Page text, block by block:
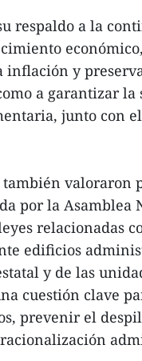
respaldo a la
inflación y
a garantizar la
junto con
valoraron
por la Asamblea
relacionadas
edificios
y de las
cuestión clave
prevenir el